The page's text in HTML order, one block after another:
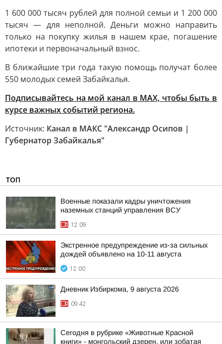
1 600 000 тысяч рублей для полной семьи и 1 200 000
тысяч — для неполной. Деньги можно направить
только на покупку жилья в нашем крае, погашение
ипотеки и первоначальный взнос.
В ближайшие три года такую помощь получат более
550 молодых семей Забайкалья.
Подписывайтесь на мой канал в МАХ, чтобы быть в
курсе важных событий региона.
Источник: Канал в МАКС "Александр Осипов |
Губернатор Забайкалья"
ТОП
Военные показали кадры уничтожения
наземных станций управления ВСУ
12:09
Экстренное предупреждение из-за сильных
дождей объявлено на 10-11 августа
12:00
Дневник Избиркома, 9 августа 2026
09:42
Сегодня в рубрике «Животные Красной
книги» - монгольский дзерен, или зобатая